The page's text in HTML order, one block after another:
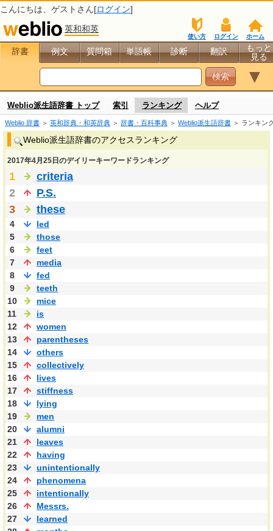
こんにちは、 ゲスト さん[ログイン]
英和和英
ホーム
ログイン
使い方
辞書 例文 質問箱 単語帳 診断 翻訳
もっと
見る
▼
Weblio派生語辞書 トップ 索引 ランキング ヘルプ
Weblio 辞書 ＞ 英和辞典・和英辞典 ＞ 辞書・百科事典 ＞ Weblio派生語辞書 ＞ ランキン
Weblio派生語辞書のアクセスランキング
2017年4月25日のデイリーキーワードランキング
1
criteria
2
P.S.
3
these
4
led
5
those
6
feet
7
media
8
fed
9
teeth
10
mice
11
is
12
women
13
parentheses
14
others
15
collectively
16
lives
17
stiffness
18
lying
19
men
20
alumni
21
leaves
22
having
23
unintentionally
24
phenomena
25
intentionally
26
Messrs.
27
learned